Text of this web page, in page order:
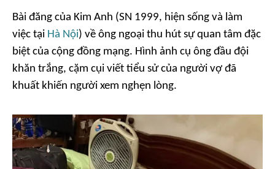
Bài đăng của Kim Anh (SN 1999, hiện sống và làm
việc tại Hà Nội) về ông ngoại thu hút sự quan tâm đặc
biệt của cộng đồng mạng. Hình ảnh cụ ông đầu đội
khăn trắng, cặm cụi viết tiểu sử của người vợ đã
khuất khiến người xem nghẹn lòng.